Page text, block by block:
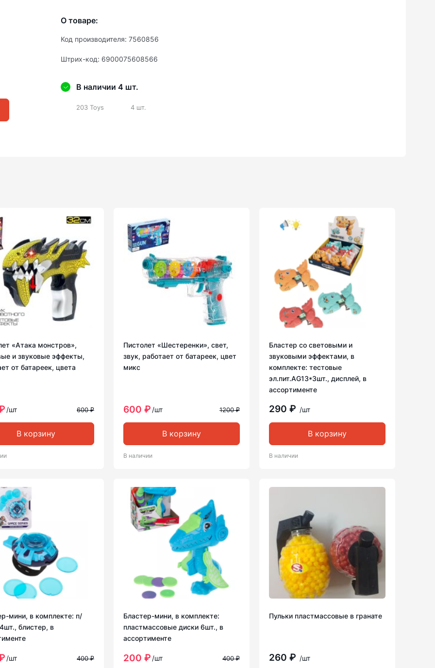
О товаре:
Код производителя: 7560856
Штрих-код: 6900075608566
В наличии 4 шт.
203 Toys 4 шт.
«Атака монстров»,
и звуковые эффекты,
от батареек, цвета
/шт 600 ₽
В корзину
Пистолет «Шестеренки», свет,
звук, работает от батареек, цвет
микс
600 ₽ /шт 1200 ₽
В корзину
В наличии
Бластер со световыми и
звуковыми эффектами, в
комплекте: тестовые
эл.пит.AG13*3шт., дисплей, в
ассортименте
290 ₽ /шт
В корзину
В наличии
мини, в комплекте: п/
блистер, в
/шт 400 ₽
Бластер-мини, в комплекте:
пластмассовые диски 6шт., в
ассортименте
200 ₽ /шт 400 ₽
Пульки пластмассовые в гранате
260 ₽ /шт